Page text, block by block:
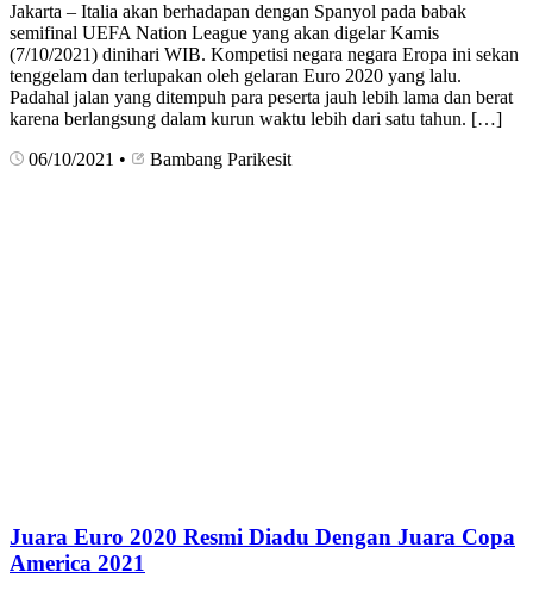
Jakarta – Italia akan berhadapan dengan Spanyol pada babak
semifinal UEFA Nation League yang akan digelar Kamis
(7/10/2021) dinihari WIB. Kompetisi negara negara Eropa ini sekan
tenggelam dan terlupakan oleh gelaran Euro 2020 yang lalu.
Padahal jalan yang ditempuh para peserta jauh lebih lama dan berat
karena berlangsung dalam kurun waktu lebih dari satu tahun. […]
06/10/2021 • Bambang Parikesit
Juara Euro 2020 Resmi Diadu Dengan Juara Copa
America 2021